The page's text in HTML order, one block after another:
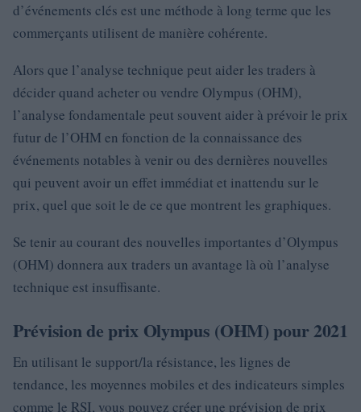
d’événements clés est une méthode à long terme que les
commerçants utilisent de manière cohérente.
Alors que l’analyse technique peut aider les traders à
décider quand acheter ou vendre Olympus (OHM),
l’analyse fondamentale peut souvent aider à prévoir le prix
futur de l’OHM en fonction de la connaissance des
événements notables à venir ou des dernières nouvelles
qui peuvent avoir un effet immédiat et inattendu sur le
prix, quel que soit le de ce que montrent les graphiques.
Se tenir au courant des nouvelles importantes d’Olympus
(OHM) donnera aux traders un avantage là où l’analyse
technique est insuffisante.
Prévision de prix Olympus (OHM) pour 2021
En utilisant le support/la résistance, les lignes de
tendance, les moyennes mobiles et des indicateurs simples
comme le RSI, vous pouvez créer une prévision de prix